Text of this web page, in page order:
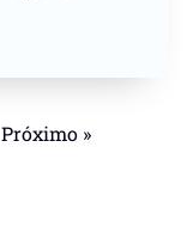
Próximo »